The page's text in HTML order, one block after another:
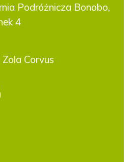
Podróżnicza Bonobo,
4
Corvus